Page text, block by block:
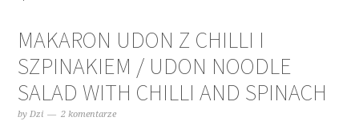
MAKARON UDON Z CHILLI I
SZPINAKIEM / UDON NOODLE
SALAD WITH CHILLI AND SPINACH
byDzi 2 komentarze